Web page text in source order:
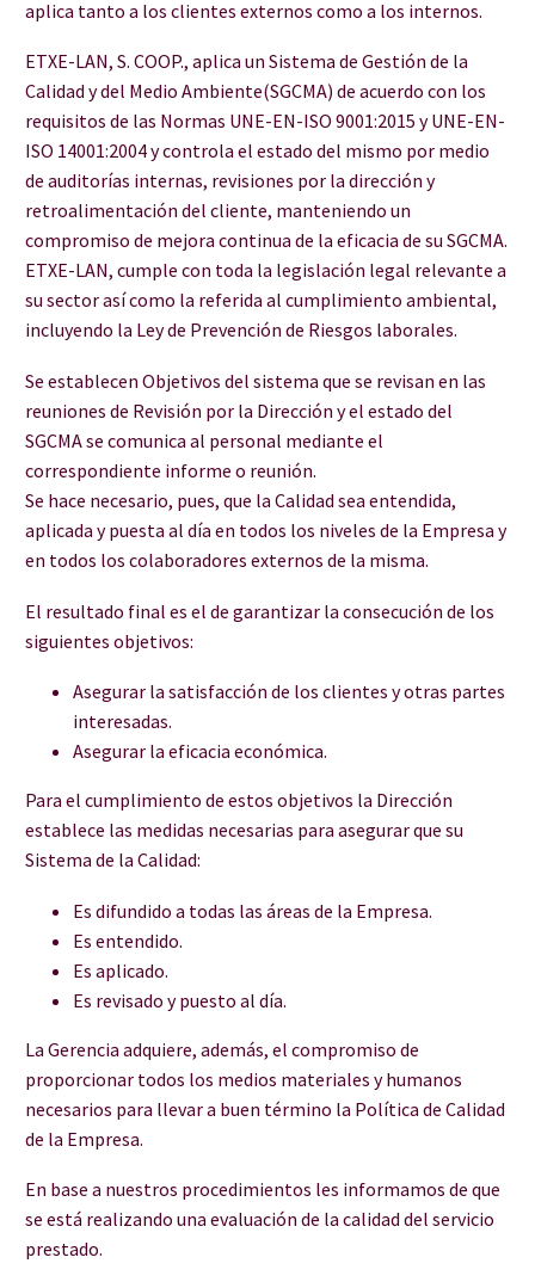
aplica tanto a los clientes externos como a los internos.
ETXE-LAN, S. COOP., aplica un Sistema de Gestión de la
Calidad y del Medio Ambiente(SGCMA) de acuerdo con los
requisitos de las Normas UNE-EN-ISO 9001:2015 y UNE-EN-
ISO 14001:2004 y controla el estado del mismo por medio
de auditorías internas, revisiones por la dirección y
retroalimentación del cliente, manteniendo un
compromiso de mejora continua de la eficacia de su SGCMA.
ETXE-LAN, cumple con toda la legislación legal relevante a
su sector así como la referida al cumplimiento ambiental,
incluyendo la Ley de Prevención de Riesgos laborales.
Se establecen Objetivos del sistema que se revisan en las
reuniones de Revisión por la Dirección y el estado del
SGCMA se comunica al personal mediante el
correspondiente informe o reunión.
Se hace necesario, pues, que la Calidad sea entendida,
aplicada y puesta al día en todos los niveles de la Empresa y
en todos los colaboradores externos de la misma.
El resultado final es el de garantizar la consecución de los
siguientes objetivos:
Asegurar la satisfacción de los clientes y otras partes
interesadas.
Asegurar la eficacia económica.
Para el cumplimiento de estos objetivos la Dirección
establece las medidas necesarias para asegurar que su
Sistema de la Calidad:
Es difundido a todas las áreas de la Empresa.
Es entendido.
Es aplicado.
Es revisado y puesto al día.
La Gerencia adquiere, además, el compromiso de
proporcionar todos los medios materiales y humanos
necesarios para llevar a buen término la Política de Calidad
de la Empresa.
En base a nuestros procedimientos les informamos de que
se está realizando una evaluación de la calidad del servicio
prestado.